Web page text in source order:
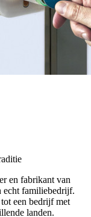
en fabrikant van
echt familiebedrijf.
een bedrijf met
landen.